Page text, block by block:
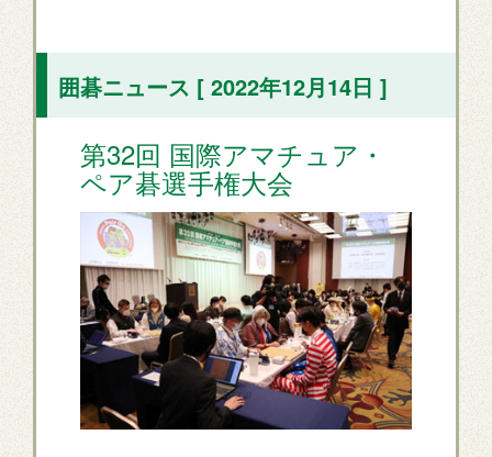
囲碁ニュース [ 2022年12月14日 ]
第32回 国際アマチュア・
ペア碁選手権大会